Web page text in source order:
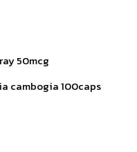
50mcg
cambogia 100caps